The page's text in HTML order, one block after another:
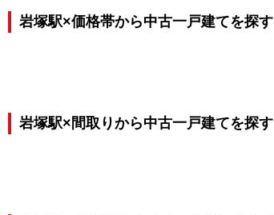
岩塚駅×価格帯から中古一戸建てを探す
岩塚駅×間取りから中古一戸建てを探す